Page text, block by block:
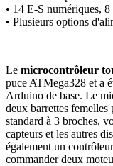
• 14 E-S numériques,
• Plusieurs options
Le microcontrôleur
puce ATMega328 et a
Arduino de base. Le
deux barrettes femelles
standard à 3 broches,
capteurs et les autres
également un
commander deux